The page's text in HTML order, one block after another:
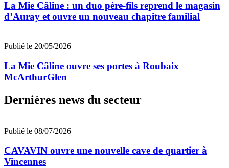
La Mie Câline : un duo père-fils reprend le magasin
d’Auray et ouvre un nouveau chapitre familial
Publié le 20/05/2026
La Mie Câline ouvre ses portes à Roubaix
McArthurGlen
Dernières news du secteur
Publié le 08/07/2026
CAVAVIN ouvre une nouvelle cave de quartier à
Vincennes